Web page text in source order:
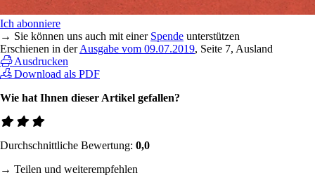
Ich abonniere
→ Sie können uns auch mit einer Spende unterstützen
Erschienen in derAusgabe vom 09.07.2019, Seite 7, Ausland
Ausdrucken
Download als PDF
Wie hat Ihnen dieser Artikel gefallen?
Durchschnittliche Bewertung: 0,0
→ Teilen und weiterempfehlen